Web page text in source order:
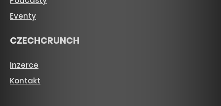
Eventy
CZECHCRUNCH
Inzerce
Kontakt